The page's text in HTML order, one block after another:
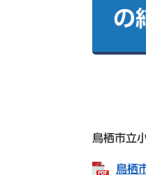
の
鳥栖市立
鳥栖